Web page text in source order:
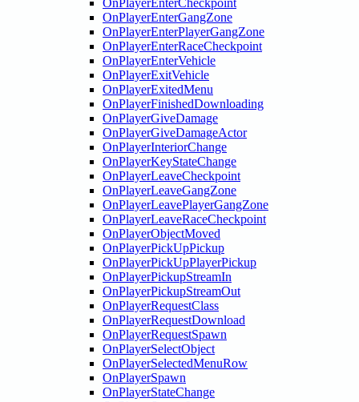
OnPlayerEnterCheckpoint
OnPlayerEnterGangZone
OnPlayerEnterPlayerGangZone
OnPlayerEnterRaceCheckpoint
OnPlayerEnterVehicle
OnPlayerExitVehicle
OnPlayerExitedMenu
OnPlayerFinishedDownloading
OnPlayerGiveDamage
OnPlayerGiveDamageActor
OnPlayerInteriorChange
OnPlayerKeyStateChange
OnPlayerLeaveCheckpoint
OnPlayerLeaveGangZone
OnPlayerLeavePlayerGangZone
OnPlayerLeaveRaceCheckpoint
OnPlayerObjectMoved
OnPlayerPickUpPickup
OnPlayerPickUpPlayerPickup
OnPlayerPickupStreamIn
OnPlayerPickupStreamOut
OnPlayerRequestClass
OnPlayerRequestDownload
OnPlayerRequestSpawn
OnPlayerSelectObject
OnPlayerSelectedMenuRow
OnPlayerSpawn
OnPlayerStateChange